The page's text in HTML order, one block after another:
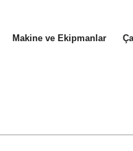
Makine ve Ekipmanlar